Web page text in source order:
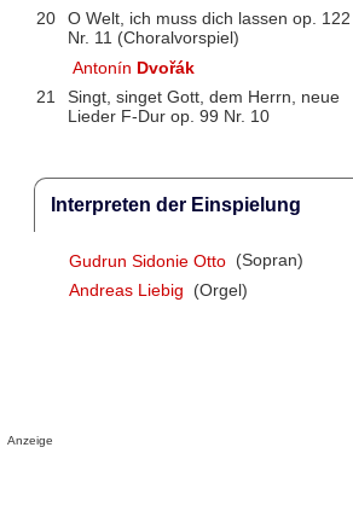
20
O Welt, ich muss dich lassen op. 122
Nr. 11 (Choralvorspiel)
Antonín Dvořák
21
Singt, singet Gott, dem Herrn, neue
Lieder F-Dur op. 99 Nr. 10
Interpreten der Einspielung
Gudrun Sidonie Otto (Sopran)
Andreas Liebig
(Orgel)
Anzeige